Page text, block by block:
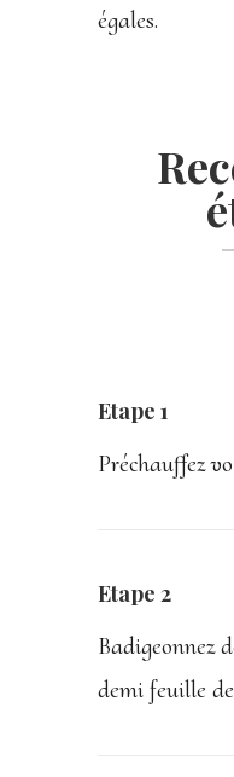
égales.
Etape 1
Préchauffez
Etape 2
Badigeonnez
demi feuille